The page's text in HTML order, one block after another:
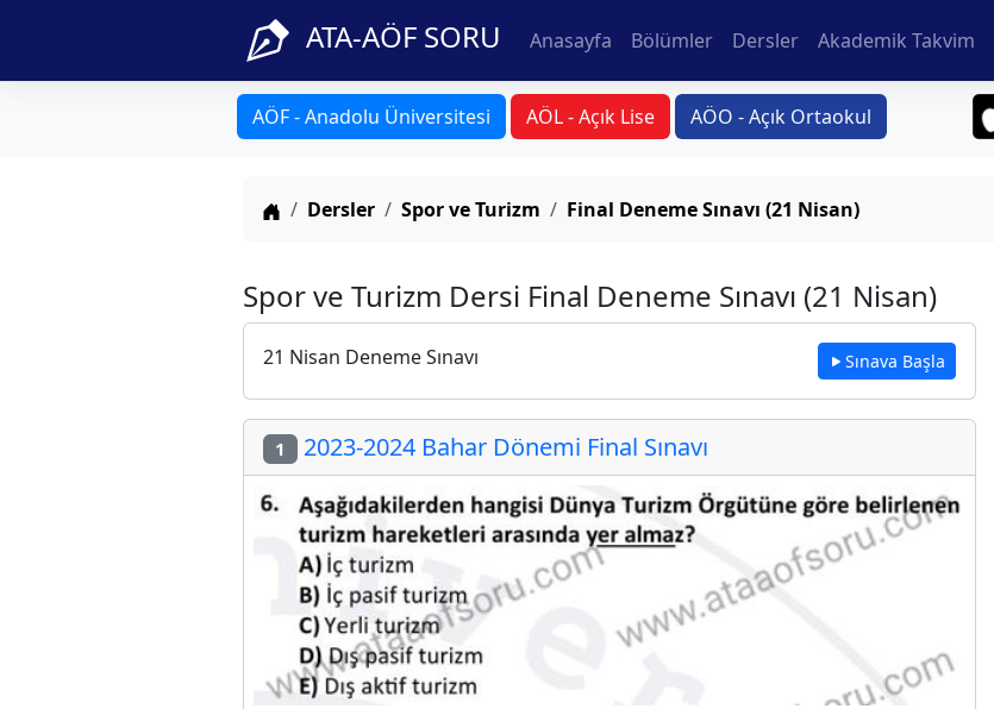
ATA-AÖF SORU Anasayfa Bölümler Dersler Akademik Takvim
AÖF - Anadolu Üniversitesi AÖL - Açık Lise AÖO - Açık Ortaokul
Anasayfa
Dersler Spor ve Turizm Final Deneme Sınavı (21 Nisan)
Spor ve Turizm Dersi Final Deneme Sınavı (21 Nisan)
21 Nisan Deneme Sınavı Sınava Başla
1 2023-2024 Bahar Dönemi Final Sınavı